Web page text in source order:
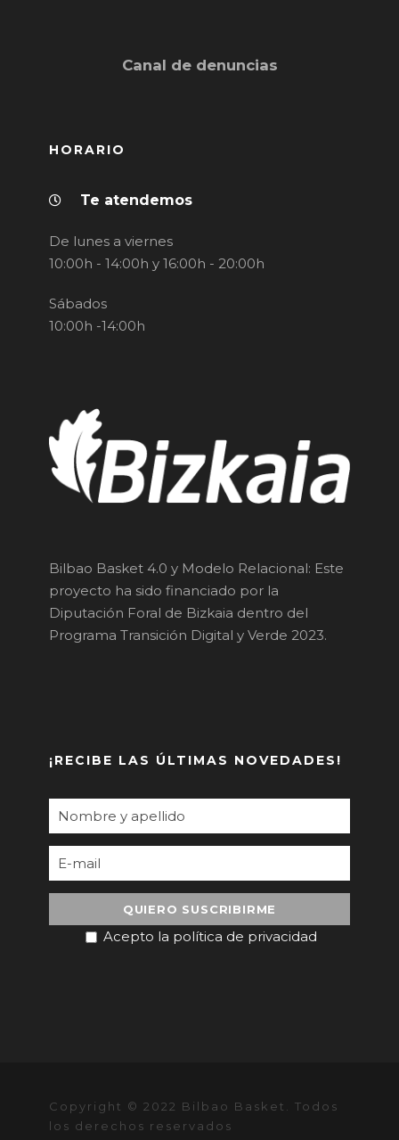
Canal de denuncias
HORARIO
Te atendemos
De lunes a viernes
10:00h - 14:00h y 16:00h - 20:00h
Sábados
10:00h -14:00h
Bilbao Basket 4.0 y Modelo Relacional: Este
proyecto ha sido financiado por la
Diputación Foral de Bizkaia dentro del
Programa Transición Digital y Verde 2023.
¡RECIBE LAS ÚLTIMAS NOVEDADES!
Acepto la política de privacidad
Copyright © 2022 Bilbao Basket. Todos
los derechos reservados